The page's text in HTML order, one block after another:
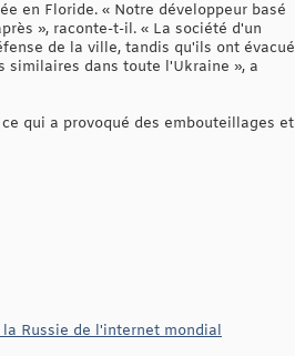
en Floride. « Notre développeur basé
», raconte-t-il. « La société d'un
de la ville, tandis qu'ils ont évacué
similaires dans toute l'Ukraine », a
qui a provoqué des embouteillages et
Russie de l'internet mondial